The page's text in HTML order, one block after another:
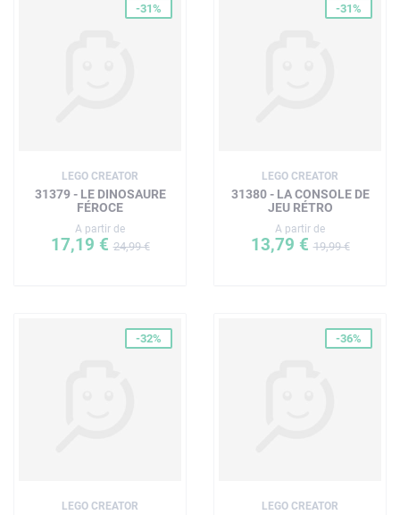
-31%
LEGO CREATOR
31379 - LE DINOSAURE
FÉROCE
A partir de
17,19 €24,99 €
-31%
LEGO CREATOR
31380 - LA CONSOLE DE
JEU RÉTRO
A partir de
13,79 €19,99 €
-32%
LEGO CREATOR
-36%
LEGO CREATOR